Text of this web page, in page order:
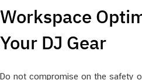
Workspace
Your DJ Gear
Do not compromise on the safety